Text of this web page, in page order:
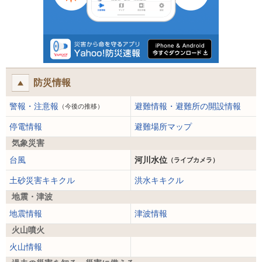
防災情報
警報・注意報 （今後の推移） 避難情報・避難所の開設情報
停電情報
避難場所マップ
気象災害
台風
河川水位 （ライブカメラ）
土砂災害キキクル
洪水キキクル
地震・津波
地震情報
津波情報
火山噴火
火山情報